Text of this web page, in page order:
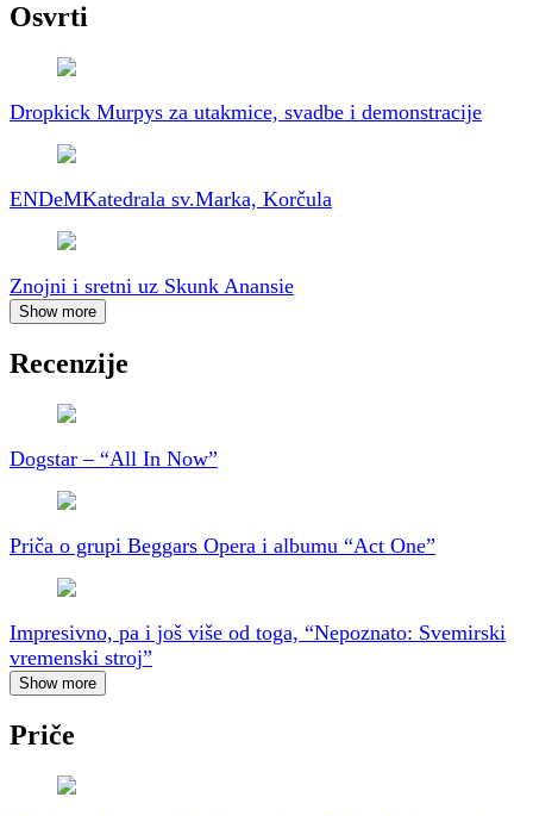
Osvrti
Dropkick Murpys za utakmice, svadbe i demonstracije
ENDeMKatedrala sv.Marka, Korčula
Znojni i sretni uz Skunk Anansie
Show more
Recenzije
Dogstar – “All In Now”
Priča o grupi Beggars Opera i albumu “Act One”
Impresivno, pa i još više od toga, “Nepoznato: Svemirski
vremenski stroj”
Show more
Priče